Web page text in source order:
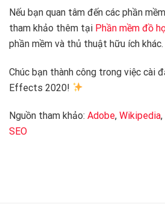
Nếu bạn quan tâm đến các phần
tham khảo thêm tại Phần mềm đồ
phần mềm và thủ thuật hữu ích khác.
Chúc bạn thành công trong việc cài
Effects 2020!
Nguồn tham khảo: Adobe, Wikipedia,
SEO